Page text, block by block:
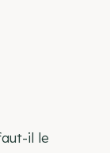
il le